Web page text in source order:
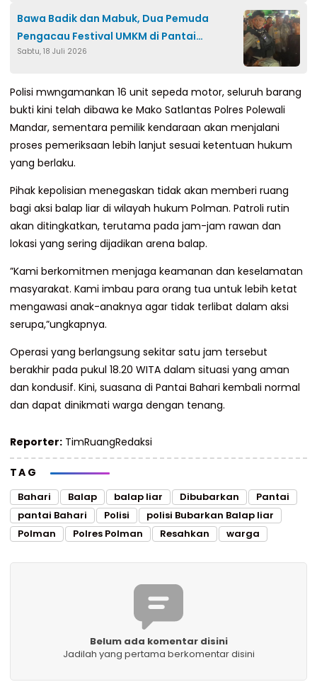
Bawa Badik dan Mabuk, Dua Pemuda
Pengacau Festival UMKM di Pantai
Manakarra Diringkus Polisi
Sabtu, 18 Juli 2026
Polisi mwngamankan ​16 unit sepeda motor, seluruh barang
bukti kini telah dibawa ke Mako Satlantas Polres Polewali
Mandar, sementara pemilik kendaraan akan menjalani
proses pemeriksaan lebih lanjut sesuai ketentuan hukum
yang berlaku.
Pihak kepolisian menegaskan tidak akan memberi ruang
bagi aksi balap liar di wilayah hukum Polman. Patroli rutin
akan ditingkatkan, terutama pada jam-jam rawan dan
lokasi yang sering dijadikan arena balap.
​”Kami berkomitmen menjaga keamanan dan keselamatan
masyarakat. Kami imbau para orang tua untuk lebih ketat
mengawasi anak-anaknya agar tidak terlibat dalam aksi
serupa,”ungkapnya.
​Operasi yang berlangsung sekitar satu jam tersebut
berakhir pada pukul 18.20 WITA dalam situasi yang aman
dan kondusif. Kini, suasana di Pantai Bahari kembali normal
dan dapat dinikmati warga dengan tenang.
Reporter: TimRuangRedaksi
TAG
Bahari Balap balap liar Dibubarkan
Pantai
pantai Bahari
Polisi
polisi Bubarkan Balap liar
Polman
Polres Polman Resahkan warga
Belum ada komentar disini
Jadilah yang pertama berkomentar disini